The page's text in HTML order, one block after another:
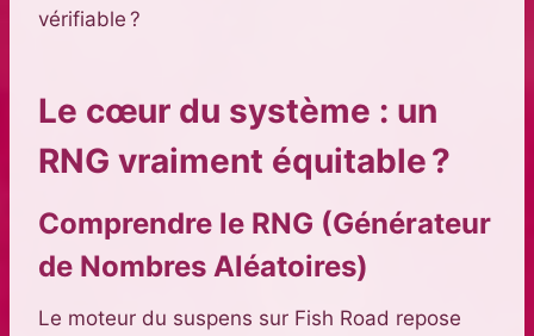
vérifiable ?
Le cœur du système : un
RNG vraiment équitable ?
Comprendre le RNG (Générateur
de Nombres Aléatoires)
Le moteur du suspens sur Fish Road repose